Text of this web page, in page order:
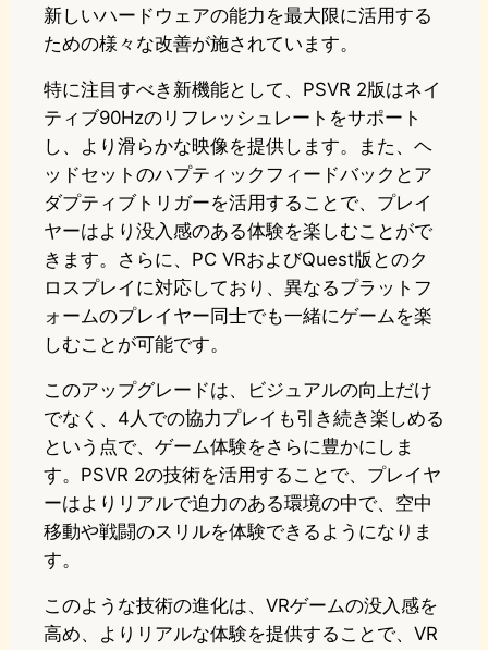
新しいハードウェアの能力を最大限に活用する
ための様々な改善が施されています。
特に注目すべき新機能として、PSVR 2版はネイ
ティブ90Hzのリフレッシュレートをサポート
し、より滑らかな映像を提供します。また、ヘ
ッドセットのハプティックフィードバックとア
ダプティブトリガーを活用することで、プレイ
ヤーはより没入感のある体験を楽しむことがで
きます。さらに、PC VRおよびQuest版とのク
ロスプレイに対応しており、異なるプラットフ
ォームのプレイヤー同士でも一緒にゲームを楽
しむことが可能です。
このアップグレードは、ビジュアルの向上だけ
でなく、4人での協力プレイも引き続き楽しめる
という点で、ゲーム体験をさらに豊かにしま
す。PSVR 2の技術を活用することで、プレイヤ
ーはよりリアルで迫力のある環境の中で、空中
移動や戦闘のスリルを体験できるようになりま
す。
このような技術の進化は、VRゲームの没入感を
高め、よりリアルな体験を提供することで、VR